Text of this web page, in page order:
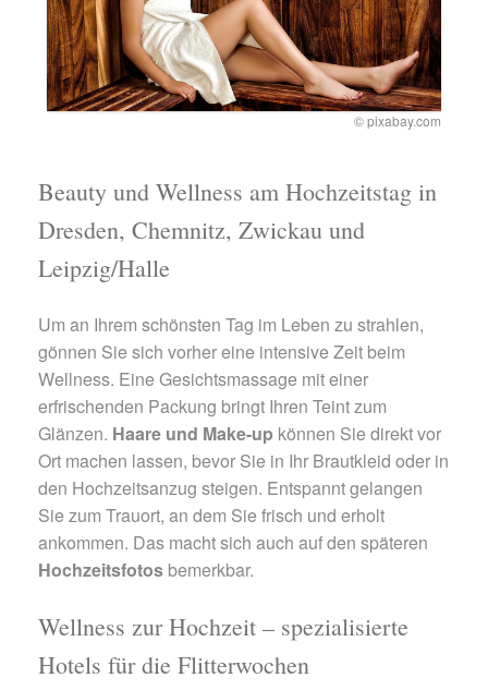
© pixabay.com
Beauty und Wellness am Hochzeitstag in
Dresden, Chemnitz, Zwickau und
Leipzig/Halle
Um an Ihrem schönsten Tag im Leben zu strahlen,
gönnen Sie sich vorher eine intensive Zeit beim
Wellness. Eine Gesichtsmassage mit einer
erfrischenden Packung bringt Ihren Teint zum
Glänzen. Haare und Make-up können Sie direkt vor
Ort machen lassen, bevor Sie in Ihr Brautkleid oder in
den Hochzeitsanzug steigen. Entspannt gelangen
Sie zum Trauort, an dem Sie frisch und erholt
ankommen. Das macht sich auch auf den späteren
Hochzeitsfotos bemerkbar.
Wellness zur Hochzeit – spezialisierte
Hotels für die Flitterwochen